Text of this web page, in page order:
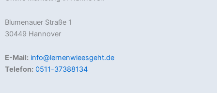
Blumenauer Straße 1
30449 Hannover
E-Mail: info@lernenwieesgeht.de
Telefon: 0511-37388134